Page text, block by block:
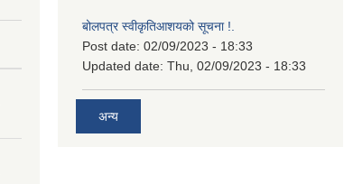
बोलपत्र स्वीकृतिआशयको सूचना !.
Post date: 02/09/2023 - 18:33
Updated date: Thu, 02/09/2023 - 18:33
अन्य